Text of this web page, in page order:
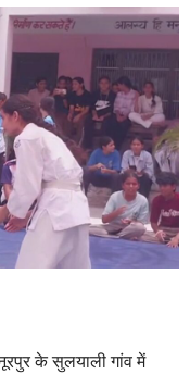
के सुलयाली गांव में